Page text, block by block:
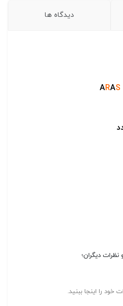
دیدگاه ها
ARAS
نظرات دیگران؛
خود را اینجا ببنید.